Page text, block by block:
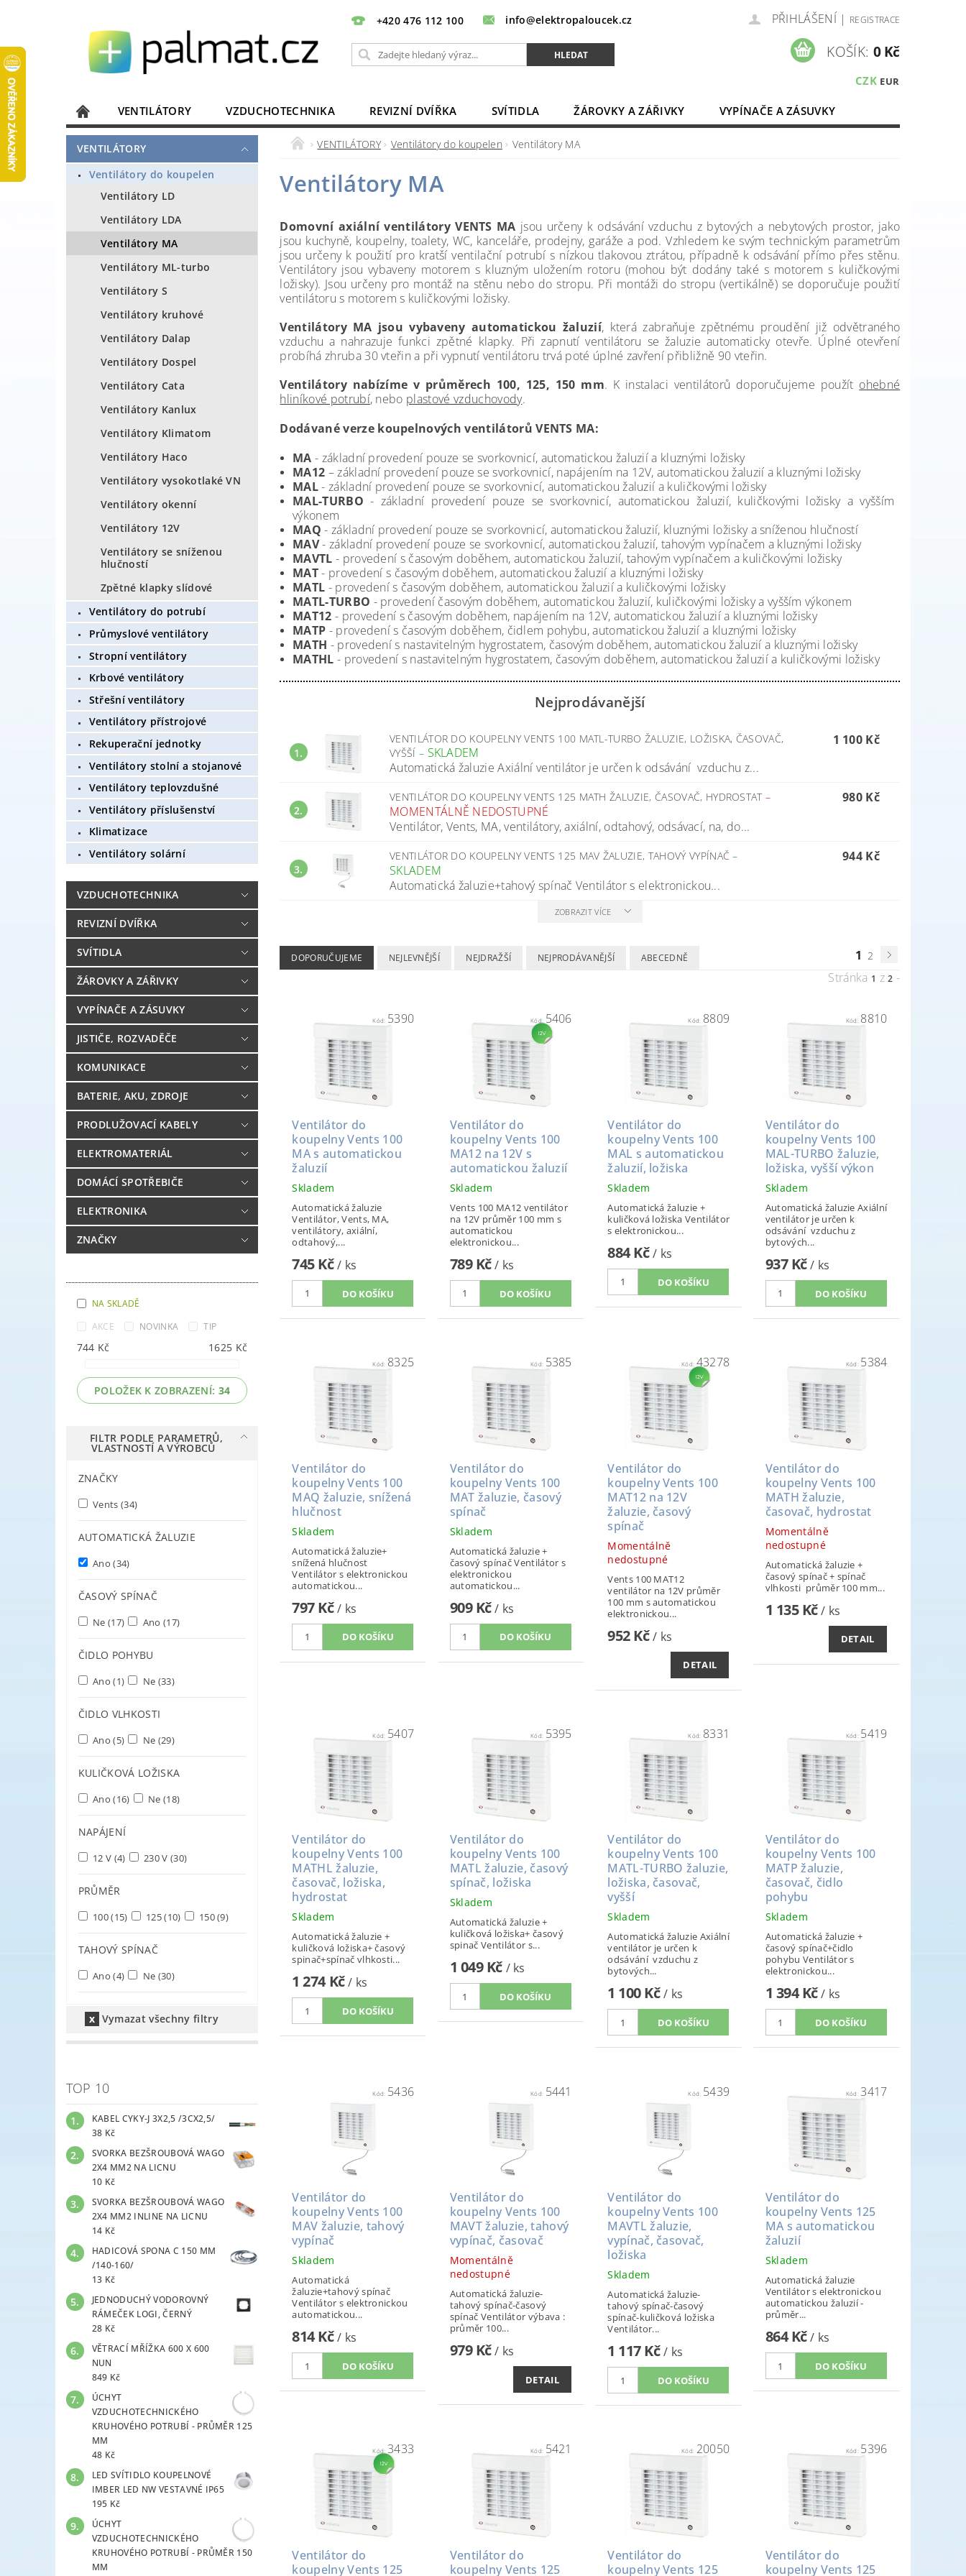
+420 476 112 100 info@elektropaloucek.cz PŘIHLÁŠENÍ | REGISTRACE
CZK EUR
KOŠÍK: 0 Kč
VENTILÁTORY VZDUCHOTECHNIKA REVIZNÍ DVÍŘKA SVÍTIDLA ŽÁROVKY A ZÁŘIVKY
VYPÍNAČE A ZÁSUVKY
JISTIČE, ROZVADĚČE
KOMUNIKACE BATERIE, AKU, ZDROJE
DOMÁCÍ SPOTŘEBIČE
ELEKTRONIKA
VENTILÁTORY
Ventilátory do koupelen
Ventilátory LD
Ventilátory LDA
Ventilátory MA
Ventilátory ML-turbo
Ventilátory S
Ventilátory kruhové
Ventilátory Dalap
Ventilátory Dospel
Ventilátory Cata
Ventilátory Kanlux
Ventilátory Klimatom
Ventilátory Haco
Ventilátory vysokotlaké VN
Ventilátory okenní
Ventilátory 12V
Ventilátory se sníženou
hlučností
Zpětné klapky slídové
Ventilátory do potrubí
Průmyslové ventilátory
Stropní ventilátory
Krbové ventilátory
Střešní ventilátory
Ventilátory přístrojové
Rekuperační jednotky
Ventilátory stolní a stojanové
Ventilátory teplovzdušné
Ventilátory příslušenství
Klimatizace
Ventilátory solární
VZDUCHOTECHNIKA
REVIZNÍ DVÍŘKA
SVÍTIDLA
ŽÁROVKY A ZÁŘIVKY
VYPÍNAČE A ZÁSUVKY
JISTIČE, ROZVADĚČE
KOMUNIKACE
BATERIE, AKU, ZDROJE
PRODLUŽOVACÍ KABELY
ELEKTROMATERIÁL
DOMÁCÍ SPOTŘEBIČE
ELEKTRONIKA
ZNAČKY
NA SKLADĚ
AKCE
NOVINKA TIP
744 Kč 1625 Kč
POLOŽEK K ZOBRAZENÍ: 34
FILTR PODLE PARAMETRŮ,
VLASTNOSTÍ A VÝROBCŮ
ZNAČKY
Vents(34)
AUTOMATICKÁ ŽALUZIE
Ano(34)
ČASOVÝ SPÍNAČ
Ne(17) Ano (17)
ČIDLO POHYBU
Ano(1) Ne (33)
ČIDLO VLHKOSTI
Ano(5) Ne (29)
KULIČKOVÁ LOŽISKA
Ano(16) Ne (18)
NAPÁJENÍ
12 V (4) 230 V (30)
PRŮMĚR
100(15) 125(10) 150(9)
TAHOVÝ SPÍNAČ
Ano(4) Ne (30)
Vymazat všechny filtry
TOP 10
KABEL CYKY-J 3X2,5 /3CX2,5/
38 Kč
SVORKA BEZŠROUBOVÁ WAGO
2X4 MM2 NA LICNU
10 Kč
SVORKA BEZŠROUBOVÁ WAGO
2X4 MM2 INLINE NA LICNU
14 Kč
HADICOVÁ SPONA C 150 MM
/140-160/
13 Kč
JEDNODUCHÝ VODOROVNÝ
RÁMEČEK LOGI, ČERNÝ
28 Kč
VĚTRACÍ MŘÍŽKA 600 X 600
NUN
849 Kč
ÚCHYT
VZDUCHOTECHNICKÉHO
KRUHOVÉHO POTRUBÍ - PRŮMĚR 125
MM
48 Kč
LED SVÍTIDLO KOUPELNOVÉ
IMBER LED NW VESTAVNÉ IP65
195 Kč
ÚCHYT
VZDUCHOTECHNICKÉHO
KRUHOVÉHO POTRUBÍ - PRŮMĚR 150
MM
VENTILÁTORY Ventilátory do koupelen Ventilátory MA
Ventilátory MA
Domovní axiální ventilátory VENTS MA jsou určeny k odsávání vzduchu z bytových a nebytových prostor, jako
jsou kuchyně, koupelny, toalety, WC, kanceláře, prodejny, garáže a pod. Vzhledem ke svým technickým parametrům
jsou určeny k použití pro kratší ventilační potrubí s nízkou tlakovou ztrátou, případně k odsávání přímo přes stěnu.
Ventilátory jsou vybaveny motorem s kluzným uložením rotoru (mohou být dodány také s motorem s kuličkovými
ložisky). Jsou určeny pro montáž na stěnu nebo do stropu. Při montáži do stropu (vertikálně) se doporučuje použití
ventilátoru s motorem s kuličkovými ložisky.
Ventilátory MA jsou vybaveny automatickou žaluzií, která zabraňuje zpětnému proudění již odvětraného
vzduchu a nahrazuje funkci zpětné klapky. Při zapnutí ventilátoru se žaluzie automaticky otevře. Úplné otevření
probíhá zhruba 30 vteřin a při vypnutí ventilátoru trvá poté úplné zavření přibližně 90 vteřin.
Ventilátory nabízíme v průměrech 100, 125, 150 mm. K instalaci ventilátorů doporučujeme použít ohebné
hliníkové potrubí, nebo plastové vzduchovody.
Dodávané verze koupelnových ventilátorů VENTS MA:
MA - základní provedení pouze se svorkovnicí, automatickou žaluzií a kluznými ložisky
MA12 – základní provedení pouze se svorkovnicí, napájením na 12V, automatickou žaluzií a kluznými ložisky
MAL- základní provedení pouze se svorkovnicí, automatickou žaluzií a kuličkovými ložisky
MAL-TURBO- základní provedení pouze se svorkovnicí, automatickou žaluzií, kuličkovými ložisky a vyšším
výkonem
MAQ - základní provedení pouze se svorkovnicí, automatickou žaluzií, kluznými ložisky a sníženou hlučností
MAV- základní provedení pouze se svorkovnicí, automatickou žaluzií, tahovým vypínačem a kluznými ložisky
MAVTL - provedení s časovým doběhem, automatickou žaluzií, tahovým vypínačem a kuličkovými ložisky
MAT- provedení s časovým doběhem, automatickou žaluzií a kluznými ložisky
MATL - provedení s časovým doběhem, automatickou žaluzií a kuličkovými ložisky
MATL-TURBO - provedení časovým doběhem, automatickou žaluzií, kuličkovými ložisky a vyšším výkonem
MAT12 - provedení s časovým doběhem, napájením na 12V, automatickou žaluzií a kluznými ložisky
MATP - provedení s časovým doběhem, čidlem pohybu, automatickou žaluzií a kluznými ložisky
MATH - provedení s nastavitelným hygrostatem, časovým doběhem, automatickou žaluzií a kluznými ložisky
MATHL - provedení s nastavitelným hygrostatem, časovým doběhem, automatickou žaluzií a kuličkovými ložisky
Nejprodávanější
1.
VENTILÁTOR DO KOUPELNY VENTS 100 MATL-TURBO ŽALUZIE, LOŽISKA, ČASOVAČ,
VYŠŠÍ – SKLADEM
Automatická žaluzie Axiální ventilátor je určen k odsávání vzduchu z...
1 100 Kč
2.
VENTILÁTOR DO KOUPELNY VENTS 125 MATH ŽALUZIE, ČASOVAČ, HYDROSTAT–
MOMENTÁLNĚ NEDOSTUPNÉ
Ventilátor, Vents, MA, ventilátory, axiální, odtahový, odsávací, na, do...
980 Kč
3.
VENTILÁTOR DO KOUPELNY VENTS 125 MAV ŽALUZIE, TAHOVÝ VYPÍNAČ–
SKLADEM
Automatická žaluzie+tahový spínač Ventilátor s elektronickou...
944 Kč
ZOBRAZIT VÍCE
DOPORUČUJEME NEJLEVNĚJŠÍ NEJDRAŽŠÍ NEJPRODÁVANĚJŠÍ ABECEDNĚ 1 2
Stránka 1 z2 -
Kód: 5390
Ventilátor do
koupelny Vents 100
MA s automatickou
žaluzií
Skladem
Automatická žaluzie
Ventilátor, Vents, MA,
ventilátory, axiální,
odtahový,...
745 Kč/ ks
Kód: 5406
Ventilátor do
koupelny Vents 100
MA12 na 12V s
automatickou žaluzií
Skladem
Vents 100 MA12 ventilátor
na 12V průměr 100 mm s
automatickou
elektronickou...
789 Kč/ ks
Kód: 8809
Ventilátor do
koupelny Vents 100
MAL s automatickou
žaluzií, ložiska
Skladem
Automatická žaluzie +
kuličková ložiska Ventilátor
s elektronickou...
884 Kč/ ks
Kód: 8810
Ventilátor do
koupelny Vents 100
MAL-TURBO žaluzie,
ložiska, vyšší výkon
Skladem
Automatická žaluzie Axiální
ventilátor je určen k
odsávání vzduchu z
bytových...
937 Kč/ ks
Kód: 8325
Ventilátor do
koupelny Vents 100
MAQ žaluzie, snížená
hlučnost
Skladem
Automatická žaluzie+
snížená hlučnost
Ventilátor s elektronickou
automatickou...
797 Kč/ ks
Kód: 5385
Ventilátor do
koupelny Vents 100
MAT žaluzie, časový
spínač
Skladem
Automatická žaluzie +
časový spínač Ventilátor s
elektronickou
automatickou...
909 Kč/ ks
Kód: 43278
Ventilátor do
koupelny Vents 100
MAT12 na 12V
žaluzie, časový
spínač
Momentálně
nedostupné
Vents 100 MAT12
ventilátor na 12V průměr
100 mm s automatickou
elektronickou...
952 Kč/ ks
DETAIL
Kód: 5384
Ventilátor do
koupelny Vents 100
MATH žaluzie,
časovač, hydrostat
Momentálně
nedostupné
Automatická žaluzie +
časový spínač + spínač
vlhkosti průměr 100 mm...
1 135 Kč/ ks
DETAIL
Kód: 5407
Ventilátor do
koupelny Vents 100
MATHL žaluzie,
časovač, ložiska,
hydrostat
Skladem
Automatická žaluzie +
kuličková ložiska+ časový
spinač+spínač vlhkosti...
1 274 Kč/ ks
Kód: 5395
Ventilátor do
koupelny Vents 100
MATL žaluzie, časový
spínač, ložiska
Skladem
Automatická žaluzie +
kuličková ložiska+ časový
spinač Ventilátor s...
1 049 Kč / ks
Kód: 8331
Ventilátor do
koupelny Vents 100
MATL-TURBO žaluzie,
ložiska, časovač,
vyšší
Skladem
Automatická žaluzie Axiální
ventilátor je určen k
odsávání vzduchu z
bytových...
1 100 Kč/ ks
Kód: 5419
Ventilátor do
koupelny Vents 100
MATP žaluzie,
časovač, čidlo
pohybu
Skladem
Automatická žaluzie +
časový spínač+čidlo
pohybu Ventilátor s
elektronickou...
1 394 Kč/ ks
Kód: 5436
Ventilátor do
koupelny Vents 100
MAV žaluzie, tahový
vypínač
Skladem
Automatická
žaluzie+tahový spínač
Ventilátor s elektronickou
automatickou...
814 Kč/ ks
Kód: 5441
Ventilátor do
koupelny Vents 100
MAVT žaluzie, tahový
vypínač, časovač
Momentálně
nedostupné
Automatická žaluzie-
tahový spínač-časový
spínač Ventilátor výbava :
průměr 100...
979 Kč/ ks
DETAIL
Kód: 5439
Ventilátor do
koupelny Vents 100
MAVTL žaluzie,
vypínač, časovač,
ložiska
Skladem
Automatická žaluzie-
tahový spínač-časový
spínač-kuličková ložiska
Ventilátor...
1 117 Kč/ ks
Kód: 3417
Ventilátor do
koupelny Vents 125
MA s automatickou
žaluzií
Skladem
Automatická žaluzie
Ventilátor s elektronickou
automatickou žaluzií -
průměr...
864 Kč/ ks
Kód: 3433
Ventilátor do
koupelny Vents 125
Kód: 5421
Ventilátor do
koupelny Vents 125
Kód: 20050
Ventilátor do
koupelny Vents 125
Kód: 5396
Ventilátor do
koupelny Vents 125